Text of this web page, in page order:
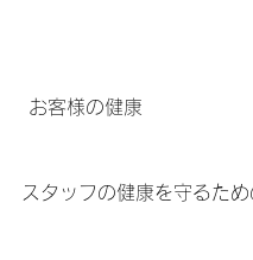
お客様の健康
スタッフの健康を守るた